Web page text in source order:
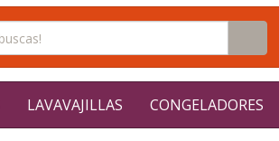
LAVAVAJILLAS CONGELADORES